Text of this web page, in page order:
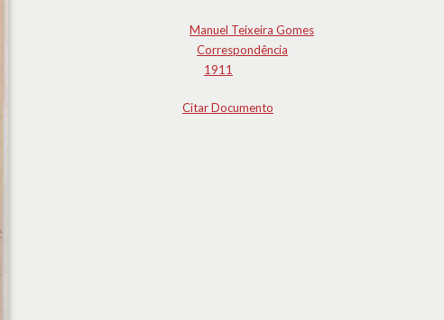
Manuel Teixeira Gomes
Correspondência
1911
Citar Documento